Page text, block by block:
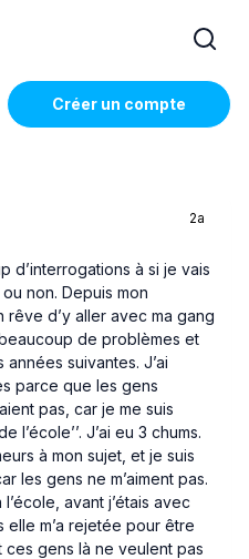
Créer un compte
2a
d’interrogations à si je vais
non. Depuis mon
rêve d’y aller avec ma gang
de problèmes et
années suivantes. J’ai
parce que les gens
pas, car je me suis
l’école’’. J’ai eu 3 chums.
à mon sujet, et je suis
les gens ne m’aiment pas.
avant j’étais avec
elle m’a rejetée pour être
gens là ne veulent pas